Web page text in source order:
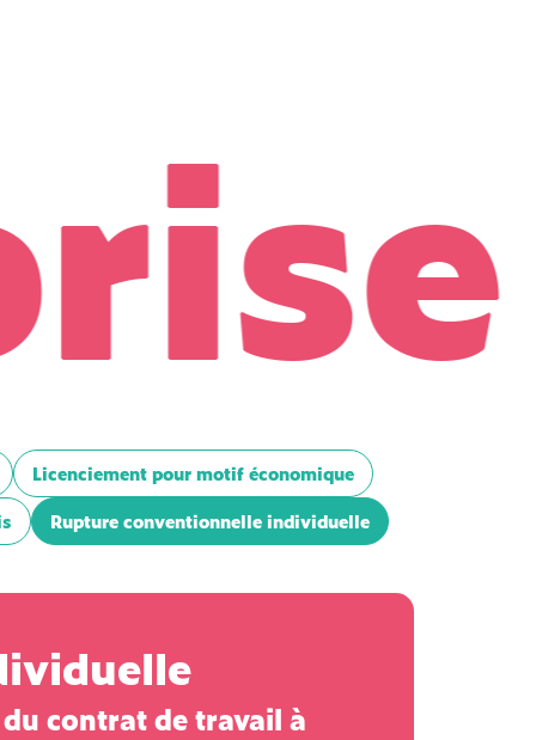
Licenciement pour motif économique
Rupture conventionnelle individuelle
contrat de travail à